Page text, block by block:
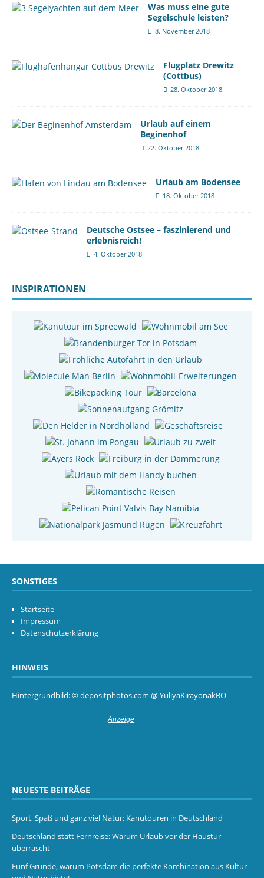
Was muss eine gute
Segelschule leisten?
8. November 2018
Flugplatz Drewitz
(Cottbus)
28. Oktober 2018
Urlaub auf einem
Beginenhof
22. Oktober 2018
Urlaub am Bodensee
18. Oktober 2018
Deutsche Ostsee – faszinierend und
erlebnisreich!
4. Oktober 2018
INSPIRATIONEN
SONSTIGES
Startseite
Impressum
Datenschutzerklärung
HINWEIS
Hintergrundbild: © depositphotos.com @ YuliyaKirayonakBO
NEUESTE BEITRÄGE
Sport, Spaß und ganz viel Natur: Kanutouren in Deutschland
Deutschland statt Fernreise: Warum Urlaub vor der Haustür
überrascht
Fünf Gründe, warum Potsdam die perfekte Kombination aus Kultur